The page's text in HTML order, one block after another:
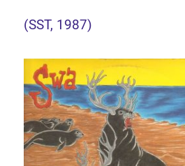
(SST, 1987)